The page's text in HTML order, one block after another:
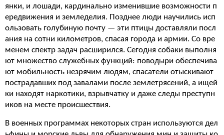
янки, и лошади, кардинально изменившие возможности п
ередвижения и земледелия. Позднее люди научились исп
ользовать голубиную почту — эти птицы доставляли посл
ания на сотни километров, спасая города и армии. Со вре
менем спектр задач расширился. Сегодня собаки выполня
ют множество служебных функций: поводыри обеспечива
ют мобильность незрячим людям, спасатели отыскивают
пострадавших под завалами после землетрясений, а ищей
ки находят наркотики, взрывчатку и даже следы преступн
иков на месте происшествия.
В военных программах некоторых стран используются дел